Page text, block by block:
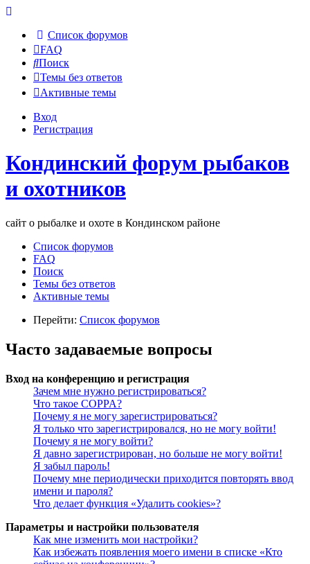
Список форумов
FAQ
Поиск
Темы без ответов
Активные темы
Вход
Регистрация
Кондинский форум рыбаков
и охотников
сайт о рыбалке и охоте в Кондинском районе
Список форумов
FAQ
Поиск
Темы без ответов
Активные темы
Перейти: Список форумов
Часто задаваемые вопросы
Вход на конференцию и регистрация
Зачем мне нужно регистрироваться?
Что такое COPPA?
Почему я не могу зарегистрироваться?
Я только что зарегистрировался, но не могу войти!
Почему я не могу войти?
Я давно зарегистрирован, но больше не могу войти!
Я забыл пароль!
Почему мне периодически приходится повторять ввод
имени и пароля?
Что делает функция «Удалить cookies»?
Параметры и настройки пользователя
Как мне изменить мои настройки?
Как избежать появления моего имени в списке «Кто